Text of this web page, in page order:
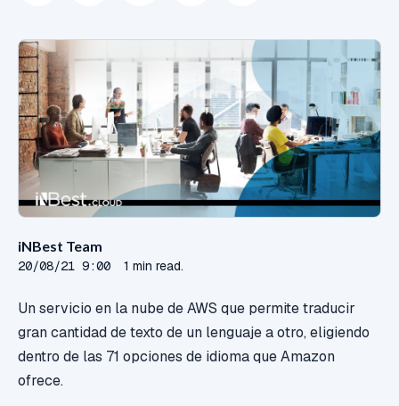
iNBest Team
20/08/21 9:00 1 min read.
Un servicio en la nube de AWS que permite traducir
gran cantidad de texto de un lenguaje a otro, eligiendo
dentro de las 71 opciones de idioma que Amazon
ofrece.